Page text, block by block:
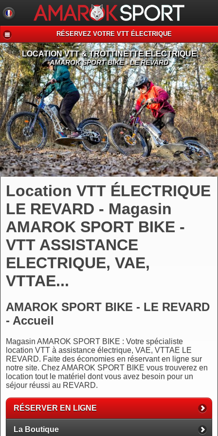
RÉSERVEZ VOTRE VTT ÉLECTRIQUE
LOCATION VTT & TROTTINETTE ELECTRIQUE
AMAROK SPORT BIKE - LE REVARD
Location VTT ÉLECTRIQUE
LE REVARD - Magasin
AMAROK SPORT BIKE -
VTT ASSISTANCE
ELECTRIQUE, VAE,
VTTAE...
AMAROK SPORT BIKE - LE REVARD
- Accueil
Magasin AMAROK SPORT BIKE : Votre spécialiste
location VTT à assistance électrique, VAE, VTTAE LE
REVARD. Faite des économies en réservant en ligne sur
notre site. Chez AMAROK SPORT BIKE vous trouverez en
location tout le matériel dont vous avez besoin pour un
séjour réussi au REVARD.
RÉSERVER EN LIGNE
La Boutique